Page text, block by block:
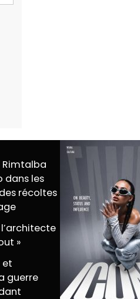
Rimtalba
dans les
récoltes
l’architecte
»
et
guerre